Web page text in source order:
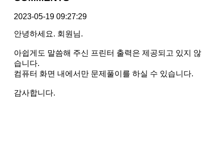
2023-05-19 09:27:29
안녕하세요. 회원님.
아쉽게도 말씀해 주신 프린터 출력은 제공되고 있지 않
습니다.
컴퓨터 화면 내에서만 문제풀이를 하실 수 있습니다.
감사합니다.